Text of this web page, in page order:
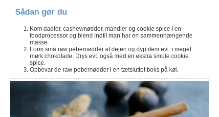
Sådan gør du
Kom dadler, cashewnødder, mandler og cookie spice i en
foodprocessor og blend indtil man har en sammenhængende
masse.
Form små raw pebernødder af dejen og dyp dem evt. i meget
mørk chokolade. Drys evt. også med en ekstra smule cookie
spice.
Opbevar de raw pebernødder i en tætsluttet boks på køl.